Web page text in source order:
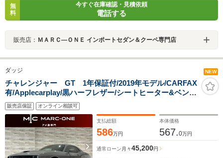
無
料
今すぐ在庫確認・見積依頼
電話する
販売店： ＭＡＲＣ―ＯＮＥ インポートセダン＆クーペ専門店
ダッジ NEW
チャレンジャー GT 1年保証付/2019年モデル/CARFAX
有/Applecarplay/黒ハーフレザー/シートヒーター&ベンチ
レーション/ステアリングヒーター/ALPINEサウンド/ブレ
ンボキャリパー/Bカメラ/純正20AW
販売店保証 オンライン相談可
支払総額
586万円
本体価格
567.0万円
通常ローン 月々45,200円